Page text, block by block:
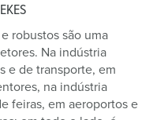
robustos são uma
Na indústria
e de transporte, em
na indústria
feiras, em aeroportos e